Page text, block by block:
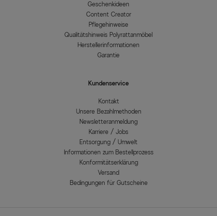
Geschenkideen
Content Creator
Pflegehinweise
Qualitätshinweis Polyrattanmöbel
Herstellerinformationen
Garantie
Kundenservice
Kontakt
Unsere Bezahlmethoden
Newsletteranmeldung
Karriere / Jobs
Entsorgung / Umwelt
Informationen zum Bestellprozess
Konformitätserklärung
Versand
Bedingungen für Gutscheine